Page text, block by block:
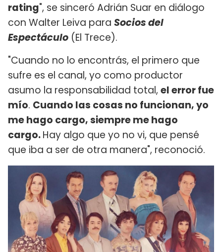
rating", se sinceró Adrián Suar en diálogo
con Walter Leiva para Socios del
Espectáculo (El Trece).
"Cuando no lo encontrás, el primero que
sufre es el canal, yo como productor
asumo la responsabilidad total, el error fue
mío. Cuando las cosas no funcionan, yo
me hago cargo, siempre me hago
cargo.Hay algo que yo no vi, que pensé
que iba a ser de otra manera", reconoció.